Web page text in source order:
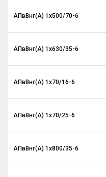
АПвВнг(A) 1х500/70-6
АПвВнг(A) 1х630/35-6
АПвВнг(A) 1х70/16-6
АПвВнг(A) 1х70/25-6
АПвВнг(A) 1х800/35-6